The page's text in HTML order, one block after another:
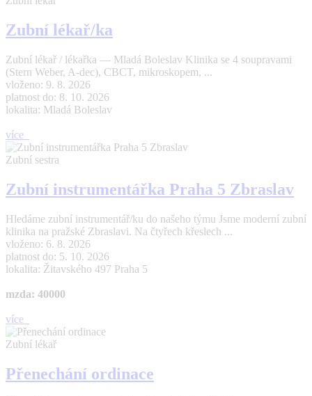
Zubní lékař/ka
Zubní lékař / lékařka — Mladá Boleslav Klinika se 4 soupravami
(Stern Weber, A-dec), CBCT, mikroskopem, ...
vloženo: 9. 8. 2026
platnost do: 8. 10. 2026
lokalita: Mladá Boleslav
více
Zubní sestra
Zubní instrumentářka Praha 5 Zbraslav
Hledáme zubní instrumentář/ku do našeho týmu Jsme moderní zubní
klinika na pražské Zbraslavi. Na čtyřech křeslech ...
vloženo: 6. 8. 2026
platnost do: 5. 10. 2026
lokalita: Žitavského 497 Praha 5
mzda: 40000
více
Zubní lékař
Přenechání ordinace